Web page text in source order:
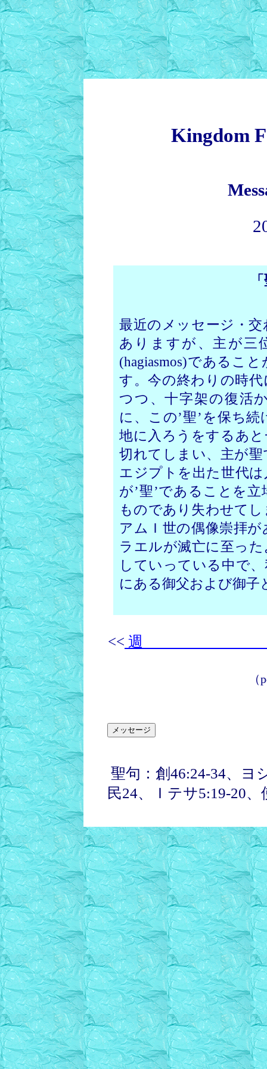
Kingdom
最近のメッセージ・
ありますが、主が三
(hagiasmos)であるこ
す。今の終わりの時
つつ、十字架の復活
に、この’聖’を保ち
地に入ろうをするあ
切れてしまい、主が
エジプトを出た世代
が’聖’であることを
ものであり失わせて
アムＩ世の偶像崇拝
ラエルが滅亡に至っ
していっている中で
にある御父および御
<< 週
（
聖句：創46:24-34、ヨ
民24、Ｉテサ5:19-20